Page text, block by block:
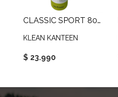
CLASSIC SPORT 800 ML
KLEAN KANTEEN
$ 23.990